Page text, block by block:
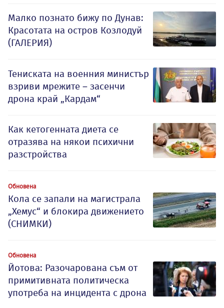
Малко познато бижу по Дунав:
Красотата на остров Козлодуй
(ГАЛЕРИЯ)
Тениската на военния министър
взриви мрежите – засенчи
дрона край „Кардам“
Как кетогенната диета се
отразява на някои психични
разстройства
Обновена
Кола се запали на магистрала
„Хемус“ и блокира движението
(СНИМКИ)
Обновена
Йотова: Разочарована съм от
примитивната политическа
употреба на инцидента с дрона